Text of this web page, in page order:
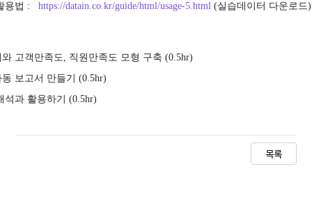
용법 :
https://datain.co.kr/guide/html/usage-5.html (실습데이터 다운로드)
고객만족도, 직원만족도 모형 구축 (0.5hr)
보고서 만들기 (0.5hr)
석과 활용하기 (0.5hr)
목록